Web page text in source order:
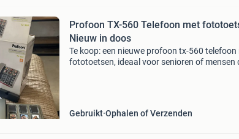
Profoon TX-560 Telefoon met
Nieuw in doos
Te koop: een nieuwe profoon tx-560 telefoon
fototoetsen, ideaal voor senioren of mensen
Gebruikt Ophalen of Verzenden